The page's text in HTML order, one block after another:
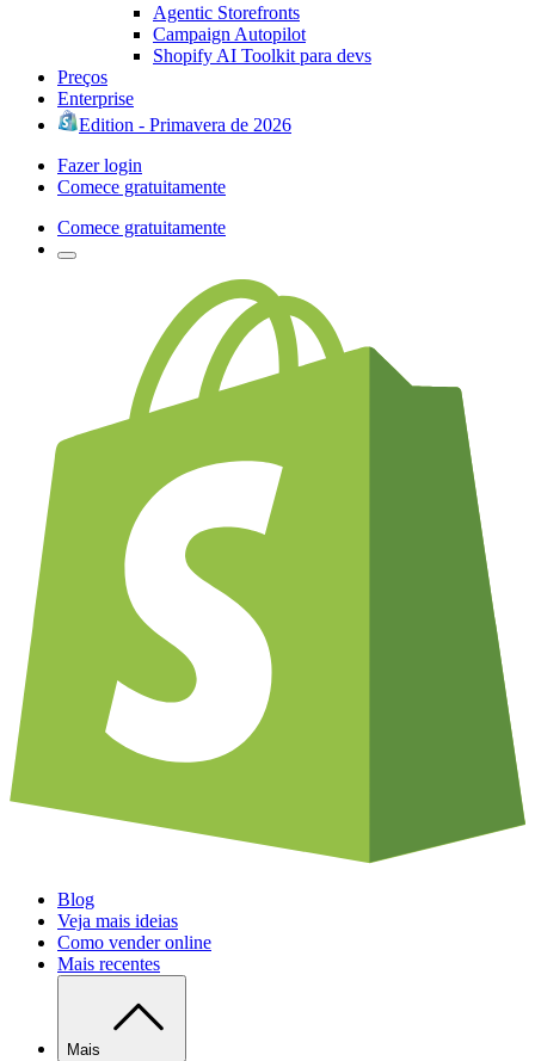
Agentic Storefronts
Campaign Autopilot
Shopify AI Toolkit para devs
Preços
Enterprise
Edition - Primavera de 2026
Fazer login
Comece gratuitamente
Comece gratuitamente
Blog
Veja mais ideias
Como vender online
Mais recentes
Mais